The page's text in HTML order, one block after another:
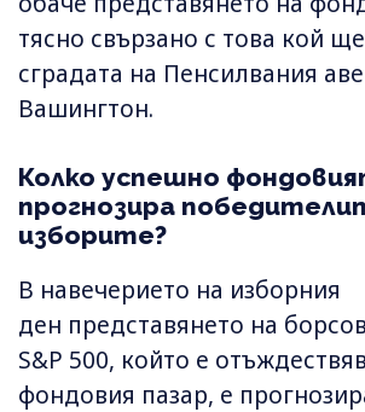
тясно свързано с това кой
сградата на Пенсилвания
Вашингтон.
Колко успешно
прогнозира
изборите?
В навечерието на изборния
ден представянето на
S&P 500, който е
фондовия пазар, е